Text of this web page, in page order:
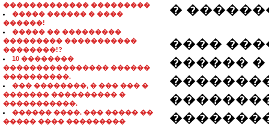
������������� ���������
����� ������ � ����
������!
����� �� ���������
��������� �����������
��������!?
10 ��������
���������������� ������
����������.
��� ��������, � ��� ��� �
������� ���������� �
�����������.
������ ����. ��� ����� ��
����� ���� ���������
�
����
������